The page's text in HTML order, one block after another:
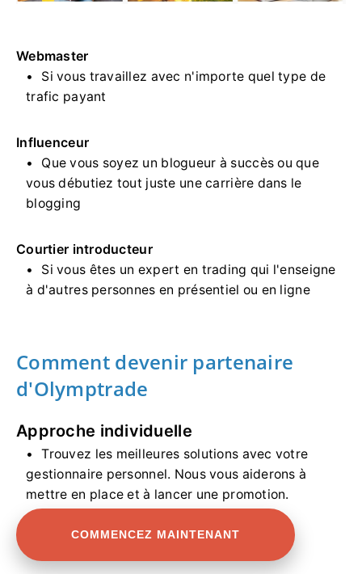
Webmaster
Si vous travaillez avec n'importe quel type de
trafic payant
Influenceur
Que vous soyez un blogueur à succès ou que
vous débutiez tout juste une carrière dans le
blogging
Courtier introducteur
Si vous êtes un expert en trading qui l'enseigne
à d'autres personnes en présentiel ou en ligne
Comment devenir partenaire
d'Olymptrade
Approche individuelle
Trouvez les meilleures solutions avec votre
gestionnaire personnel. Nous vous aiderons à
mettre en place et à lancer une promotion.
COMMENCEZ MAINTENANT